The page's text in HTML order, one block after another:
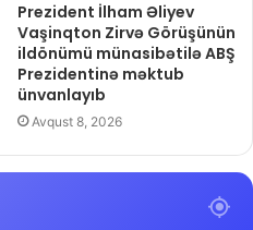
Prezident İlham Əliyev
Vaşinqton Zirvə Görüşünün
ildönümü münasibətilə ABŞ
Prezidentinə məktub
ünvanlayıb
Avqust 8, 2026